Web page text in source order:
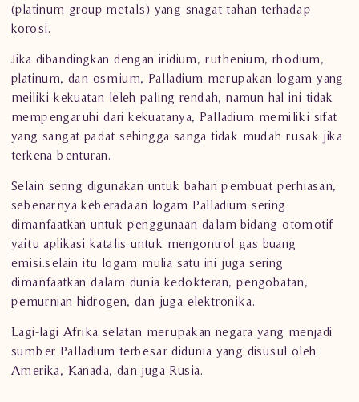
(platinum group metals) yang snagat tahan terhadap
korosi.
Jika dibandingkan dengan iridium, ruthenium, rhodium,
platinum, dan osmium, Palladium merupakan logam yang
meiliki kekuatan leleh paling rendah, namun hal ini tidak
mempengaruhi dari kekuatanya, Palladium memiliki sifat
yang sangat padat sehingga sanga tidak mudah rusak jika
terkena benturan.
Selain sering digunakan untuk bahan pembuat perhiasan,
sebenarnya keberadaan logam Palladium sering
dimanfaatkan untuk penggunaan dalam bidang otomotif
yaitu aplikasi katalis untuk mengontrol gas buang
emisi.selain itu logam mulia satu ini juga sering
dimanfaatkan dalam dunia kedokteran, pengobatan,
pemurnian hidrogen, dan juga elektronika.
Lagi-lagi Afrika selatan merupakan negara yang menjadi
sumber Palladium terbesar didunia yang disusul oleh
Amerika, Kanada, dan juga Rusia.